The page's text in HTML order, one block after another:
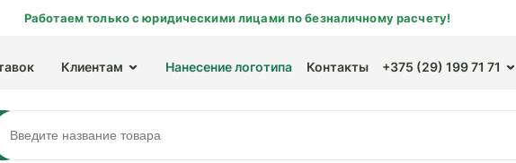
Работаем только с юридическими лицами по безналичному расчету!
Клиентам Нанесение логотипа Контакты +375 (29) 199 71 71